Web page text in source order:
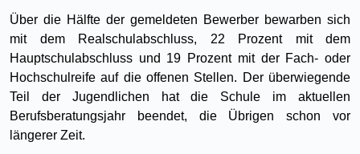
Über die Hälfte der gemeldeten Bewerber bewarben sich
mit dem Realschulabschluss, 22 Prozent mit dem
Hauptschulabschluss und 19 Prozent mit der Fach- oder
Hochschulreife auf die offenen Stellen. Der überwiegende
Teil der Jugendlichen hat die Schule im aktuellen
Berufsberatungsjahr beendet, die Übrigen schon vor
längerer Zeit.